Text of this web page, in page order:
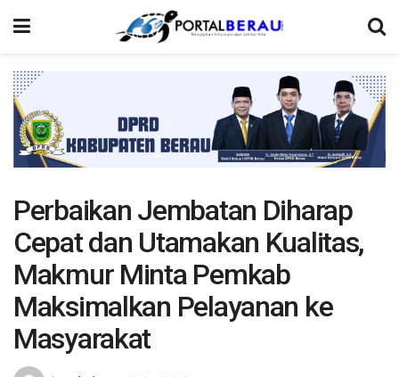
Perbaikan Jembatan Diharap
Cepat dan Utamakan Kualitas,
Makmur Minta Pemkab
Maksimalkan Pelayanan ke
Masyarakat